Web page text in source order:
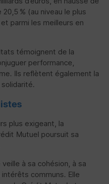
20,5 % (au niveau le plus
parmi les meilleurs en
témoignent de la
performance,
Ils reflètent également la
plus exigeant, la
Mutuel poursuit sa
à sa cohésion, à sa
communs. Elle